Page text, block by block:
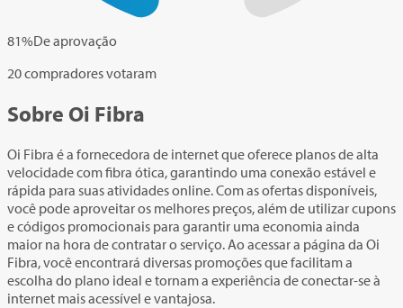
81%De aprovação
20 compradores votaram
Sobre Oi Fibra
Oi Fibra é a fornecedora de internet que oferece planos de alta
velocidade com fibra ótica, garantindo uma conexão estável e
rápida para suas atividades online. Com as ofertas disponíveis,
você pode aproveitar os melhores preços, além de utilizar cupons
e códigos promocionais para garantir uma economia ainda
maior na hora de contratar o serviço. Ao acessar a página da Oi
Fibra, você encontrará diversas promoções que facilitam a
escolha do plano ideal e tornam a experiência de conectar-se à
internet mais acessível e vantajosa.